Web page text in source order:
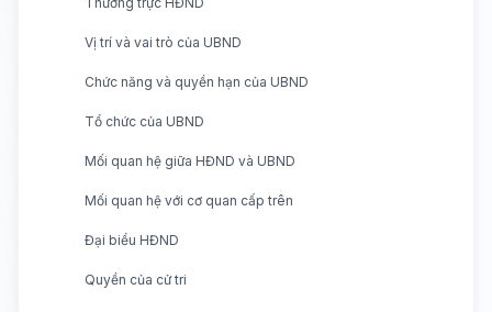
Vị trí và vai trò của UBND
Chức năng và quyền hạn của UBND
Tổ chức của UBND
Mối quan hệ giữa HĐND và UBND
Mối quan hệ với cơ quan cấp trên
Đại biểu HĐND
Quyền của cử tri